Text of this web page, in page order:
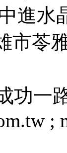
進水
市苓
功一
;